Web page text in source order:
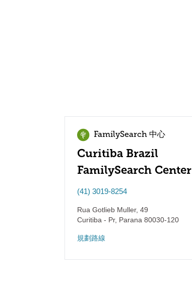
FamilySearch 中心
Curitiba Brazil
FamilySearch Center
(41) 3019-8254
Rua Gotlieb Muller, 49
Curitiba - Pr, Parana 80030-120
規劃路線